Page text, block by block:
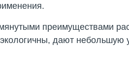
преимуществами
экологичны, дают